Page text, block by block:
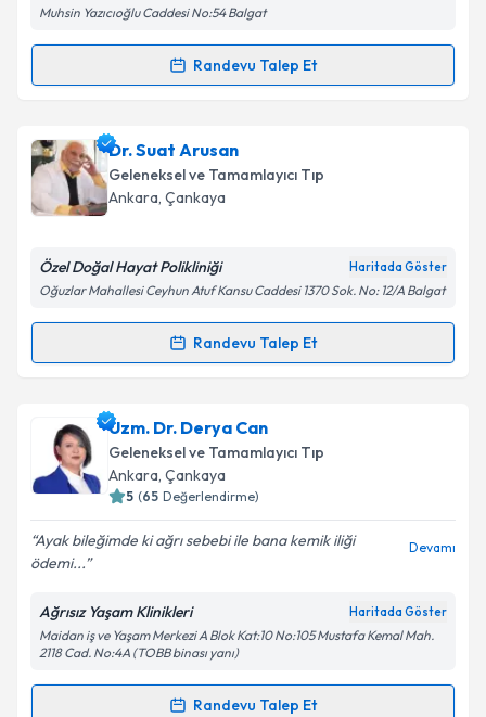
Kişisel verilerimin işlenmesine ilişkin
Metni'ni okudum ve kişisel verilerimin belirtilen
kapsamda işlenmesini kabul ediyorum.
Muhsin Yazıcıoğlu Caddesi No:54 Balgat
Randevu Talep Et
Randevu Takvimi Talebi
Prof. Dr. Ümit Hıdır Ulaş
oluşturun. Size bu uzmandan randevu almanız için bir
takvim hazırlandığında e-posta ile bilgilendireceğiz.
Kişisel verilerimin işlenmesine ilişkin
Metni'ni okudum ve kişisel verilerimin belirtilen
Takvim Talebini Gönder
Dr. Suat Arusan
Geleneksel ve Tamamlayıcı Tıp
Ankara, Çankaya
Özel Doğal Hayat Polikliniği Haritada Göster
Oğuzlar Mahallesi Ceyhun Atuf Kansu Caddesi 1370 Sok. No: 12/A Balgat
Randevu Talep Et
Randevu Takvimi Talebi
Dr. Suat Arusaniçin randevu takvimi talebi oluşturun.
Size bu uzmandan randevu almanız için bir takvim
hazırlandığında e-posta ile bilgilendireceğiz.
Kişisel verilerimin işlenmesine ilişkin
Aydınlatma
Metni'ni okudum ve kişisel verilerimin belirtilen
kapsamda işlenmesini kabul ediyorum.
Uzm. Dr. Derya Can
Geleneksel ve Tamamlayıcı Tıp
Ankara, Çankaya
5 (65 Değerlendirme)
Ayak bileğimde ki ağrı sebebi ile bana kemik iliği
ödemi...
Devamı
Ağrısız Yaşam Klinikleri Haritada Göster
Maidan iş ve Yaşam Merkezi A Blok Kat:10 No:105 Mustafa Kemal Mah.
2118 Cad. No:4A (TOBB binası yanı)
Randevu Talep Et